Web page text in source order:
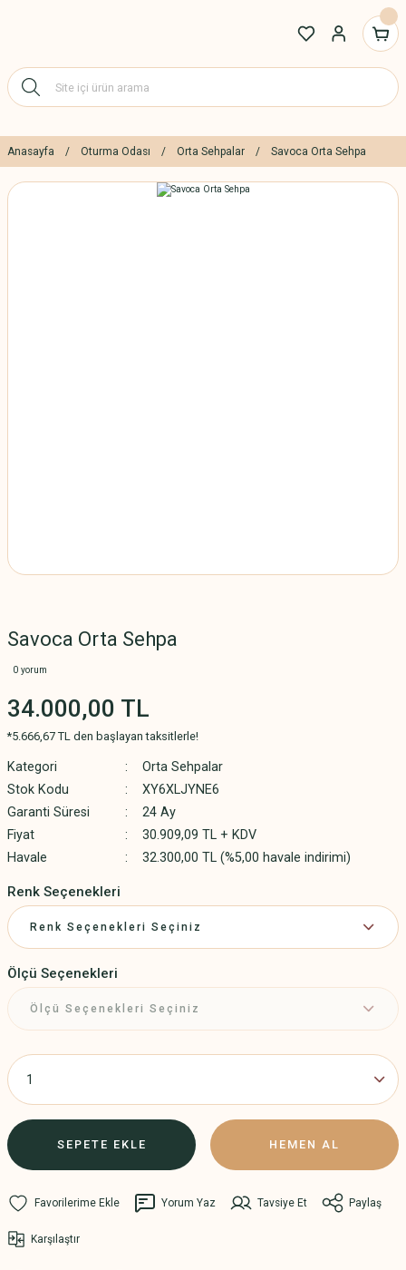
Anasayfa Oturma Odası Orta Sehpalar Savoca Orta Sehpa
Savoca Orta Sehpa
0 yorum
34.000,00 TL
*5.666,67 TL den başlayan taksitlerle!
Kategori
Orta Sehpalar
Stok Kodu
XY6XLJYNE6
Garanti Süresi
24 Ay
Fiyat
30.909,09 TL + KDV
Havale
32.300,00 TL (%5,00 havale indirimi)
Renk Seçenekleri
Ölçü Seçenekleri
SEPETE EKLE HEMEN AL
Yorum Yaz Tavsiye Et Paylaş
Karşılaştır